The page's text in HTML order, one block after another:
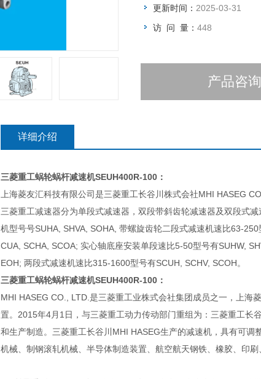
更新时间： 2025-03-31
访 问 量： 448
产品咨询
详细介绍
三菱重工蜗轮蜗杆减速机SEUH400R-100：
上海菱友汇科技有限公司是三菱重工长谷川株式会社MHI HASEG
三菱重工减速器分为单段式减速器，双段带斜齿轮减速器及双段式
机型号号SUHA, SHVA, SOHA, 带螺旋齿轮二段式减速机速比63-
CUA, SCHA, SCOA; 实心轴底座安装单段速比5-50型号有SUHW,
EOH; 两段式减速机速比315-1600型号有SCUH, SCHV, SCOH。
三菱重工蜗轮蜗杆减速机SEUH400R-100：
MHI HASEG CO., LTD.是三菱重工业株式会社集团成员之一，上海
置。2015年4月1日，与三菱重工动力传动部门重组为：三菱重工长
和生产制造。三菱重工长谷川MHI HASEG生产的减速机，具有可
机械、制钢滚轧机械、半导体制造装置、航空航天钢铁、橡胶、印刷